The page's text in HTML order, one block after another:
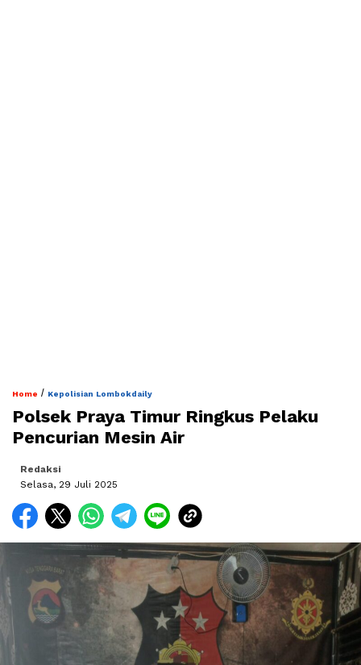
Home / Kepolisian Lombokdaily
‎Polsek Praya Timur Ringkus Pelaku
Pencurian Mesin Air
Redaksi
Selasa, 29 Juli 2025